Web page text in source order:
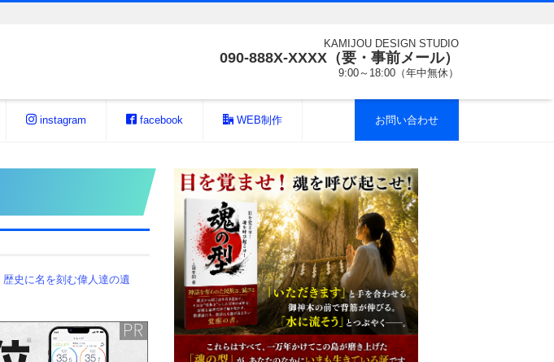
KAMIJOU DESIGN STUDIO
090-888X-XXXX（要・事前メール）
9:00～18:00（年中無休）
instagram facebook WEB制作 お問い合わせ
歴史に名を刻む偉人達の遺